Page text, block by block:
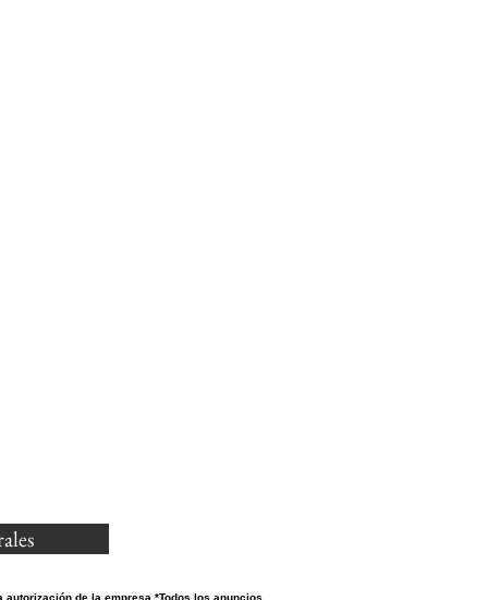
autorización de la empresa. *Todos los anuncios,